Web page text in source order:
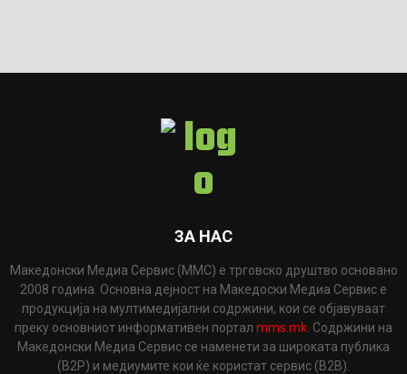
ЗА НАС
Македонски Медиа Сервис (ММС) е трговско друштво основано
2008 година. Основна дејност на Македоски Медиа Сервис е
продукција на мултимедијални содржини, кои се објавуваат
преку основниот информативен портал mms.mk . Содржини на
Македонски Медиа Сервис се наменети за широката публика
(B2P) и медиумите кои ќе користат сервис (B2B).